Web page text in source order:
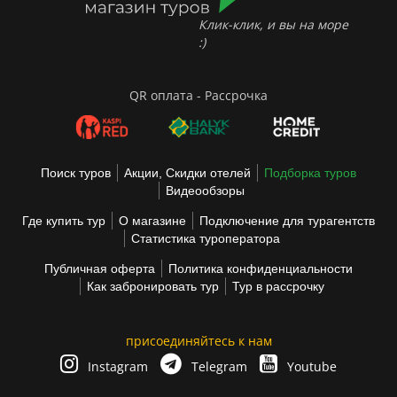
Клик-клик, и вы на море
:)
QR оплата - Рассрочка
Поиск туров Акции, Скидки отелей
Подборка туров
Видеообзоры
Где купить тур О магазине
Подключение для турагентств
Статистика туроператора
Публичная оферта
Политика конфиденциальности
Как забронировать тур
Тур в рассрочку
присоединяйтесь к нам
Instagram
Telegram Youtube